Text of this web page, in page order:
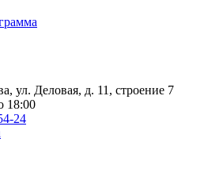
ул. Деловая, д. 11, строение 7
18:00
24